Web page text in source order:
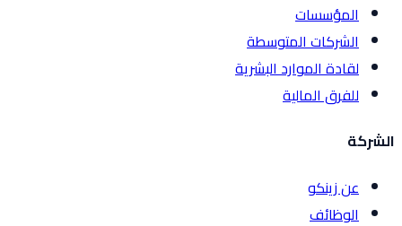
المؤسسات
الشركات المتوسطة
لقادة الموارد البشرية
للفرق المالية
الشركة
عن زينكو
الوظائف